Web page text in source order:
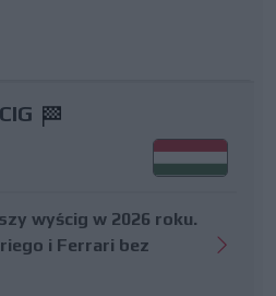
wyścig w 2026 roku.
i Ferrari bez